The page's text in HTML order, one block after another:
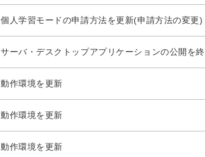
個人学習モードの申請方法を更新(申請方法の変更)
サーバ・デスクトップアプリケーションの公開を
動作環境を更新
動作環境を更新
動作環境を更新